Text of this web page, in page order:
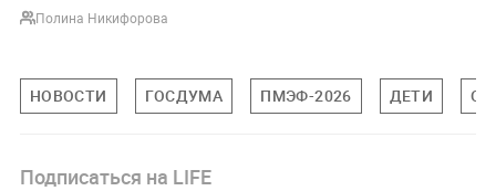
Полина Никифорова
НОВОСТИ ГОСДУМА ПМЭФ-2026 ДЕТИ
Подписаться на LIFE